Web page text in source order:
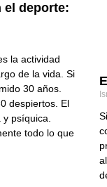
el deporte:
la actividad
de la vida. Si
30 años.
despiertos. El
psíquica.
todo lo que